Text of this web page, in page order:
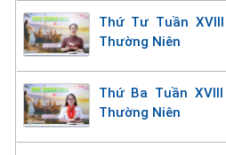
Thứ Tư Tuần XVIII
Thường Niên
Thứ Ba Tuần XVIII
Thường Niên